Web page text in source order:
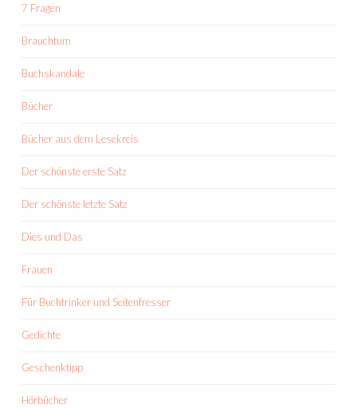
7 Fragen
Brauchtum
Buchskandale
Bücher
Bücher aus dem Lesekreis
Der schönste erste Satz
Der schönste letzte Satz
Dies und Das
Frauen
Für Buchtrinker und Seitenfresser
Gedichte
Geschenktipp
Hörbücher